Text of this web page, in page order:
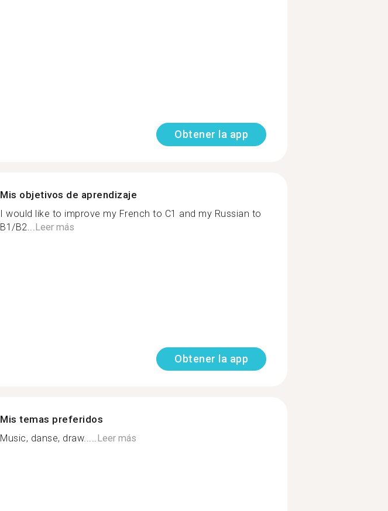
Obtener la app
Mis objetivos de aprendizaje
I would like to improve my French to C1 and my Russian to
B1/B2...Leer más
Obtener la app
Mis temas preferidos
Music, danse, draw.....Leer más